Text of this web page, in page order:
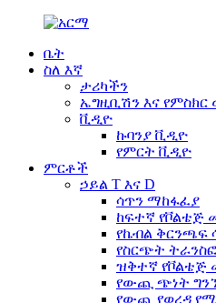
ቤት
ስለ እኛ
ታሪካችን
ኤግዚቢሽን እና የምስክር
ቪዲዮ
ኩባንያ ቪዲዮ
የምርት ቪዲዮ
ምርቶች
ኃይል T እና D
ሳጥን ማከፋፈያ
ከፍተኛ የቮልቴጅ
የኬብል ቅርንጫፍ
የስርጭት
ዝቅተኛ የቮልቴጅ
የውጪ ጭነት
የውጪ የወረዳ